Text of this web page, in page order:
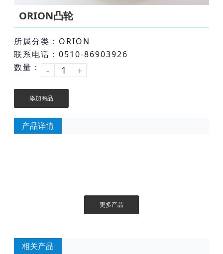
ORION凸轮
所属分类：ORION
联系电话：0510-86903926
数量：
- +
添加商品
产品详情
更多产品
相关产品